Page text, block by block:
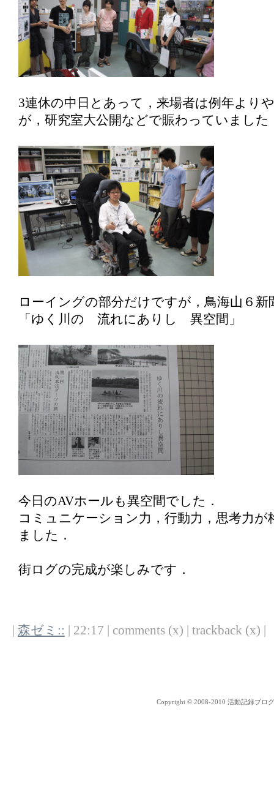
3連休の中日とあって，来場者は例年より
が，研究室大公開などで賑わっていました
ローイングの部分だけですが，鳥海山６新
「ゆく川の 流れにありし 異空間」
今日のAVホールも異空間でした．
コミュニケーション力，行動力，思考力が
ました．
街ログの完成が楽しみです．
森ゼミ:: | 22:17 | comments (x) | trackback (x) |
Copyright © 2008-2010 活動記録ブロ